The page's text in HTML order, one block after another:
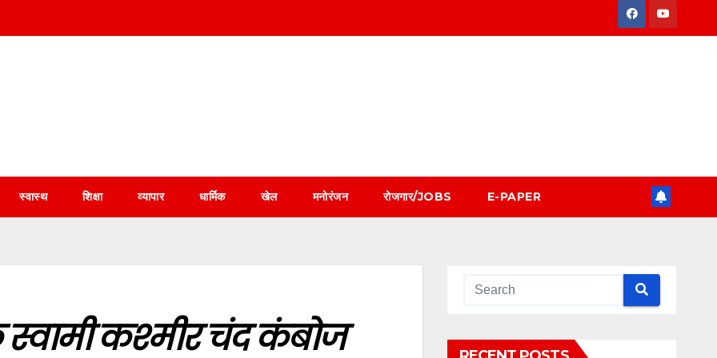
स्वास्थ शिक्षा व्यापार धार्मिक खेल मनोरंजन रोजगार/JOBS E-PAPER
कश्मीर चंद कंबोज